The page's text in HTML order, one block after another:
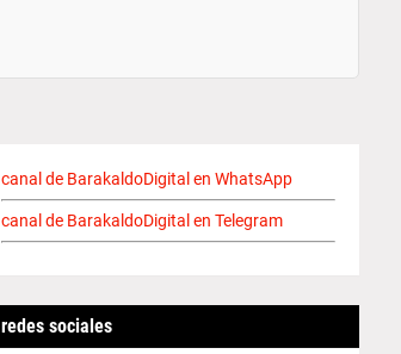
canal de BarakaldoDigital en WhatsApp
canal de BarakaldoDigital en Telegram
redes sociales